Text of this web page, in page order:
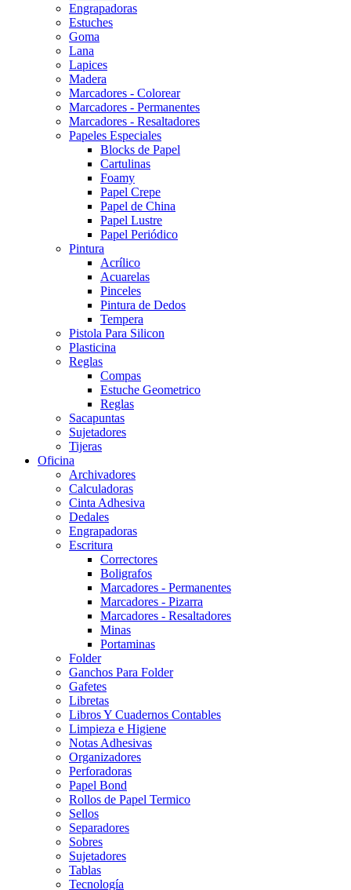
Engrapadoras
Estuches
Goma
Lana
Lapices
Madera
Marcadores - Colorear
Marcadores - Permanentes
Marcadores - Resaltadores
Papeles Especiales
Blocks de Papel
Cartulinas
Foamy
Papel Crepe
Papel de China
Papel Lustre
Papel Periódico
Pintura
Acrílico
Acuarelas
Pinceles
Pintura de Dedos
Tempera
Pistola Para Silicon
Plasticina
Reglas
Compas
Estuche Geometrico
Reglas
Sacapuntas
Sujetadores
Tijeras
Oficina
Archivadores
Calculadoras
Cinta Adhesiva
Dedales
Engrapadoras
Escritura
Correctores
Boligrafos
Marcadores - Permanentes
Marcadores - Pizarra
Marcadores - Resaltadores
Minas
Portaminas
Folder
Ganchos Para Folder
Gafetes
Libretas
Libros Y Cuadernos Contables
Limpieza e Higiene
Notas Adhesivas
Organizadores
Perforadoras
Papel Bond
Rollos de Papel Termico
Sellos
Separadores
Sobres
Sujetadores
Tablas
Tecnología